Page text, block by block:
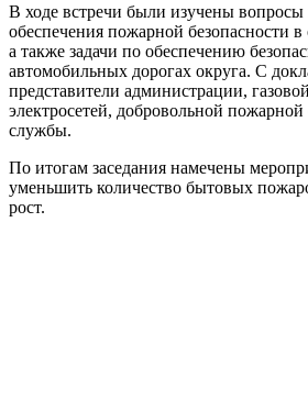
В ходе встречи были изучены вопросы
обеспечения пожарной безопасности
а также задачи по обеспечению
автомобильных дорогах округа. С
представители администрации,
электросетей, добровольной
службы.
По итогам заседания намечены
уменьшить количество бытовых
рост.